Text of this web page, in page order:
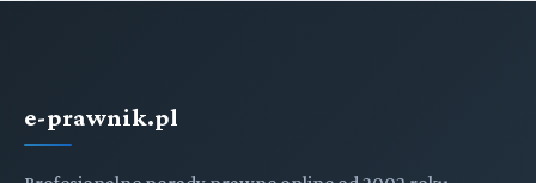
e-prawnik.pl